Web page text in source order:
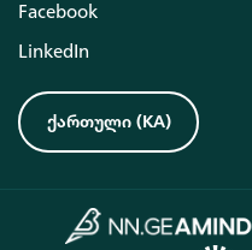
Facebook
LinkedIn
ქართული (KA)